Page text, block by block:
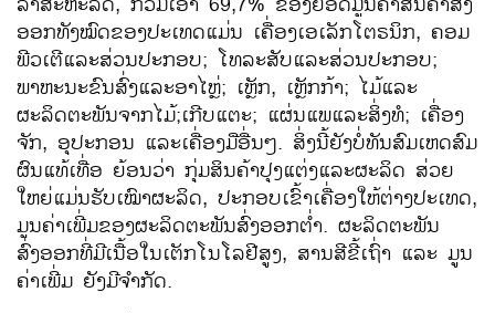
ອອກ​ທັງ​ໝົດຂອງ​ປະ​ເທດແມ່ນ​ ​ເຄື່ອງເອ​ເລັກ​ໂຕຣ​ນິກ, ຄອມ​
ພີ​ວ​ເຕີ​ແລະ​ສ່ວນ​ປະກອບ; ​ໂທລະສັບ​​ແລະ​ສ່ວນ​ປະກອບ;
ພາຫະ​ນະ​ຂົນ​ສົ່ງແລະອາໄຫຼ່; ​ເຫຼັກ, ​ເຫຼັກ​ກ້າ; ໄມ້ແລະ
ຜະລິດຕະພັນຈາກໄມ້;​ເກີ​ບ​ແຕະ; ​ແຜ່ນ​ແພ​ແລະ​ສິ່ງ​ທໍ; ​ເຄື່ອງ​
ຈັກ, ອຸປະກອນ ​ແລະ​ເຄື່ອງມື​ອື່ນໆ. ສິ່ງ​ນີ້ຍັງ​ບໍ່​ທັນ​ສົມ​ເຫດ​ສົມ​
ຜົນ​ແທ້​ເທື່ອ​ ຍ້ອນ​ວ່າ ກຸ່ມ​ສິນຄ້າ​ປຸງ​ແຕ່ງ​ແລະຜະລິດ ສ່ວຍ​
ໃຫຍ່​ແມ່ນ​ຮັບ​ເໝົາຜະລິດ, ປະກອບ​ເຂົ້າ​ເຄື່ອງ​ໃຫ້​ຕ່າງປະ​ເທດ,
ມູນ​ຄ່າ​ເພີ່ມ​ຂອງ​ຜະລິດ​ຕະພັນ​ສົ່ງ​ອອກຕ່ຳ. ຜະລິດຕະພັນ
ສົ່ງອອກທີ່ມີເນື້ອໃນເຕັກໂນໂລຢີສູງ, ສານສີຂີ້ເຖົ່າ ແລະ ມູນ
ຄ່າເພີ່ມ ຍັງມີຈໍາກັດ.